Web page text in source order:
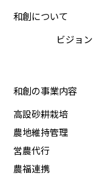
和創について
ビジョン
和創の事業内容
高設砂耕栽培
農地維持管理
営農代行
農福連携